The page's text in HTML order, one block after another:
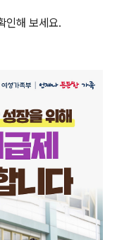
인해 보세요.